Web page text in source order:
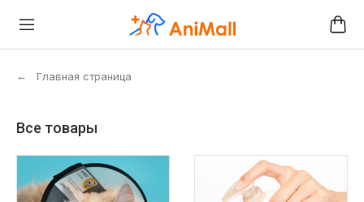
← Главная страница
Все товары